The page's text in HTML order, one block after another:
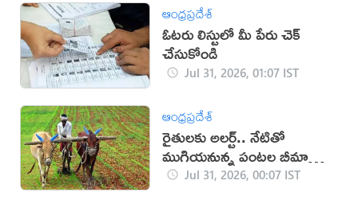
ఆంధ్రప్రదేశ్
ఓటరు లిస్టులో మీ పేరు చెక్
చేసుకోండి
Jul 31, 2026, 01:07 IST
ఆంధ్రప్రదేశ్
రైతులకు అలర్ట్.. నేటితో
ముగియనున్న పంటల బీమా
గడువుJul 31, 2026, 00:07 IST